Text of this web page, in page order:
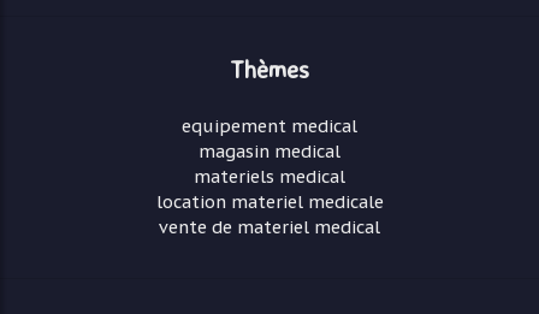
Thèmes
equipement medical
magasin medical
materiels medical
location materiel medicale
vente de materiel medical